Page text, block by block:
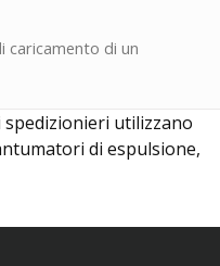
caricamento di un
spedizionieri utilizzano
di espulsione,